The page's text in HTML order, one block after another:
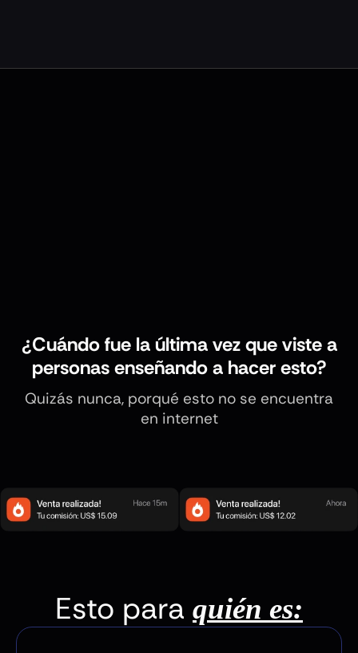
¿Cuándo fue la última vez que viste a
personas enseñando a hacer esto?
Quizás nunca, porqué esto no se encuentra
en internet
Esto para quién es: